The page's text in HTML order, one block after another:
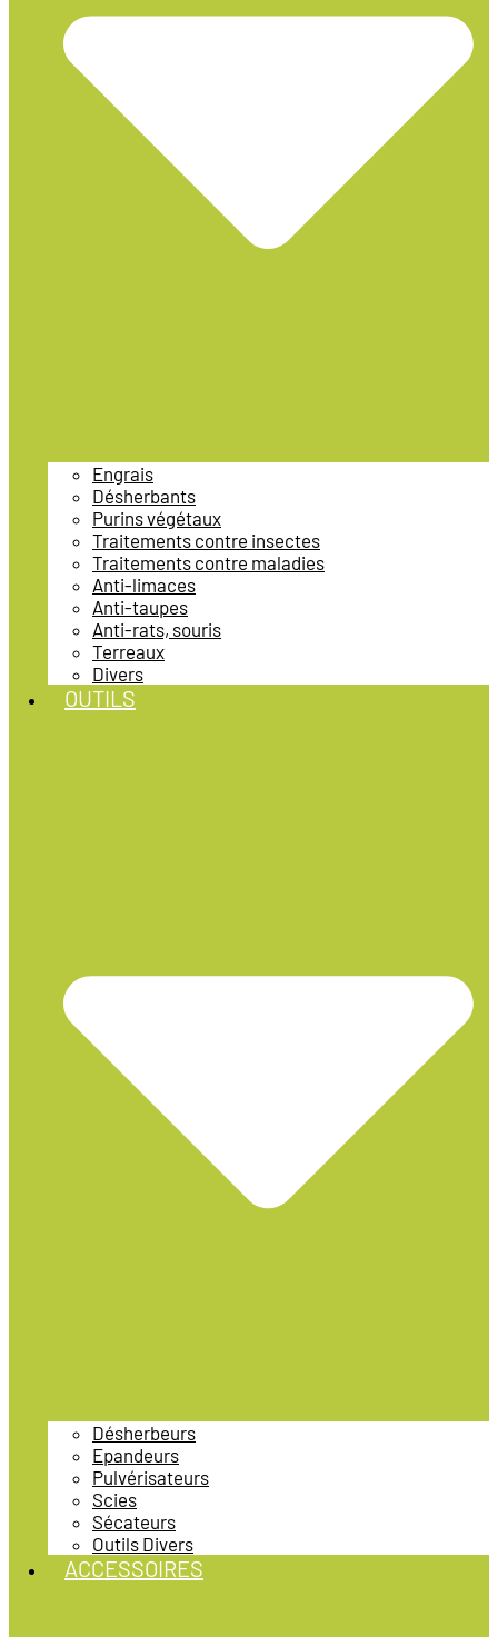
Engrais
Désherbants
Purins végétaux
Traitements contre insectes
Traitements contre maladies
Anti-limaces
Anti-taupes
Anti-rats, souris
Terreaux
Divers
OUTILS
Désherbeurs
Epandeurs
Pulvérisateurs
Scies
Sécateurs
Outils Divers
ACCESSOIRES